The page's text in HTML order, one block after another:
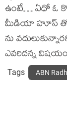
ఉంటే… ఏధో ఓ
మీడియా హూస్ తో
ను
ఎవరిదన్న
Tags ABN